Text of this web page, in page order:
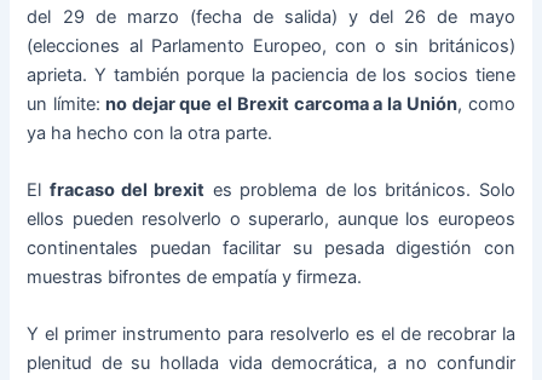
del 29 de marzo (fecha de salida) y del 26 de mayo
(elecciones al Parlamento Europeo, con o sin británicos)
aprieta. Y también porque la paciencia de los socios tiene
un límite: no dejar que el Brexit carcoma a la Unión, como
ya ha hecho con la otra parte.
El fracaso del brexit es problema de los británicos. Solo
ellos pueden resolverlo o superarlo, aunque los europeos
continentales puedan facilitar su pesada digestión con
muestras bifrontes de empatía y firmeza.
Y el primer instrumento para resolverlo es el de recobrar la
plenitud de su hollada vida democrática, a no confundir